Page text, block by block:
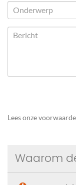
Lees onze
Waarom